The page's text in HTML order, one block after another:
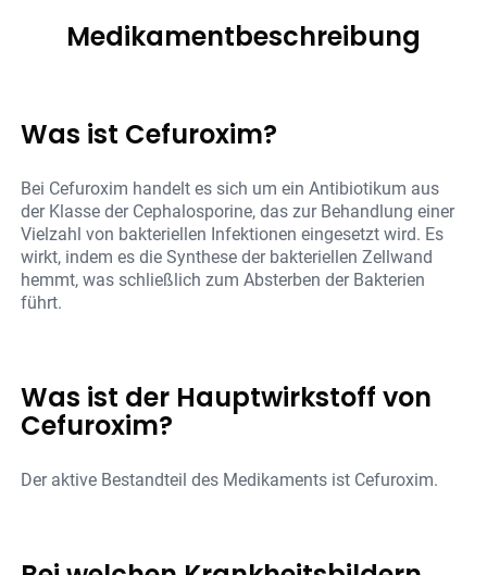
Medikamentbeschreibung
Was ist Cefuroxim?
Bei Cefuroxim handelt es sich um ein Antibiotikum aus
der Klasse der Cephalosporine, das zur Behandlung einer
Vielzahl von bakteriellen Infektionen eingesetzt wird. Es
wirkt, indem es die Synthese der bakteriellen Zellwand
hemmt, was schließlich zum Absterben der Bakterien
führt.
Was ist der Hauptwirkstoff von
Cefuroxim?
Der aktive Bestandteil des Medikaments ist Cefuroxim.